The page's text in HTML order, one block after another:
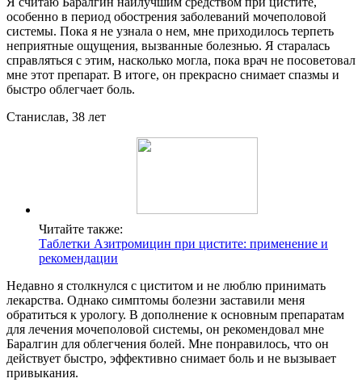
особенно в период обострения заболеваний мочеполовой
системы. Пока я не узнала о нем, мне приходилось терпеть
неприятные ощущения, вызванные болезнью. Я старалась
справляться с этим, насколько могла, пока врач не посоветовал
мне этот препарат. В итоге, он прекрасно снимает спазмы и
быстро облегчает боль.
Станислав, 38 лет
Читайте также:
Таблетки Азитромицин при цистите: применение и
рекомендации
Недавно я столкнулся с циститом и не люблю принимать
лекарства. Однако симптомы болезни заставили меня
обратиться к урологу. В дополнение к основным препаратам
для лечения мочеполовой системы, он рекомендовал мне
Баралгин для облегчения болей. Мне понравилось, что он
действует быстро, эффективно снимает боль и не вызывает
привыкания.